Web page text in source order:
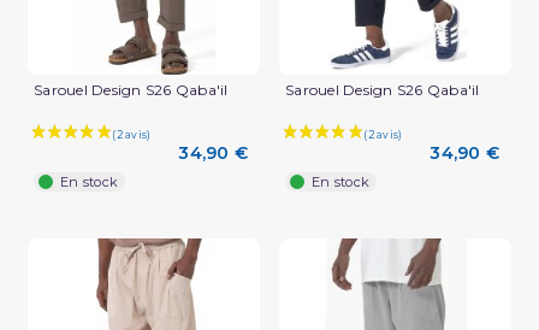
Sarouel Design S26 Qaba'il
34,90 €
En stock
Sarouel Design S26 Qaba'il
34,90 €
En stock